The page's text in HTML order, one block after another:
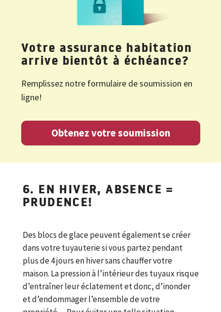
Votre assurance habitation
arrive bientôt à échéance?
Remplissez notre formulaire de soumission en
ligne!
Obtenez votre soumission
6. EN HIVER, ABSENCE =
PRUDENCE!
Des blocs de glace peuvent également se créer
dans votre tuyauterie si vous partez pendant
plus de 4 jours en hiver sans chauffer votre
maison. La pression à l’intérieur des tuyaux risque
d’entraîner leur éclatement et donc, d’inonder
et d’endommager l’ensemble de votre